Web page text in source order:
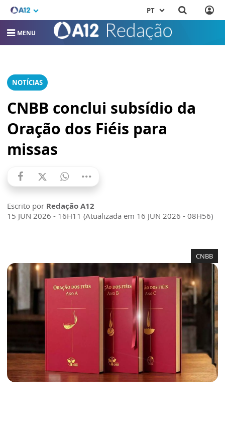
PT
MENU
NOTÍCIAS
CNBB conclui subsídio da
Oração dos Fiéis para
missas
Escrito por Redação A12
15 JUN 2026 - 16H11 (Atualizada em 16 JUN 2026 - 08H56)
CNBB